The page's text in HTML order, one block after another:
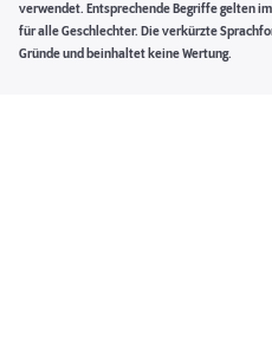
verwendet. Entsprechende Begriffe gelten
für alle Geschlechter. Die verkürzte
Gründe und beinhaltet keine Wertung.